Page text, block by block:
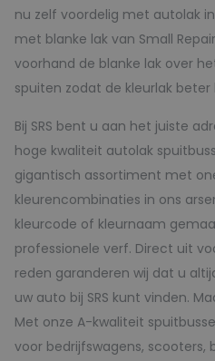
nu zelf voordelig met autolak
met blanke lak van Small
voorhand de blanke lak over
spuiten zodat de kleurlak beter
Bij SRS bent u aan het juiste
hoge kwaliteit autolak
gigantisch assortiment met
kleurencombinaties in ons
kleurcode of kleurnaam
professionele verf. Direct uit
reden garanderen wij dat u
uw auto bij SRS kunt vinden.
Met onze A-kwaliteit
voor bedrijfswagens,